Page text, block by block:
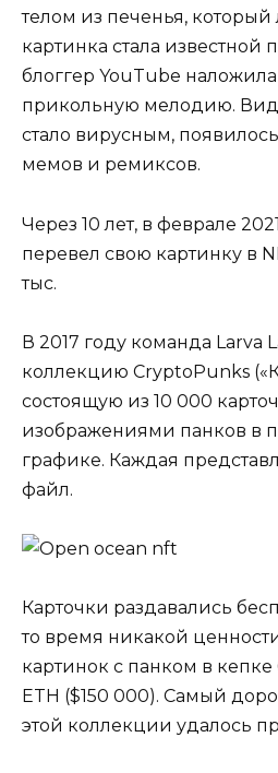
телом из печенья, который
картинка стала известной
блоггер YouTube
прикольную мелодию.
стало вирусным,
мемов и ремиксов.
Через 10 лет, в феврале
перевел свою картинку в
тыс.
В 2017 году команда Larva
коллекцию CryptoPunks
состоящую из 10 000
изображениями панков в
графике. Каждая
файл.
Карточки раздавались
то время никакой
картинок с панком в кепке
ETH ($150 000). Самый
этой коллекции удалось